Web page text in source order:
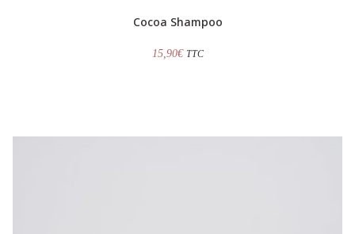
Cocoa Shampoo
15,90€ TTC